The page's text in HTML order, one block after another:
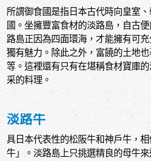
所謂御食國是指日本古代時向皇室
國。坐擁豐富食材的淡路島，自古
路島正因為四面環海，才能擁有可
獨有魅力。除此之外，富饒的土地
等。這裡還有只有在堪稱食材寶庫
采的料理。
淡路牛
具日本代表性的松阪牛和神戶牛，
牛」。淡路島上只挑選精良的母牛